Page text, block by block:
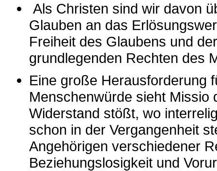
Als Christen sind wir davon
Glauben an das
Freiheit des Glaubens und
grundlegenden Rechten des
Eine große Herausforderung
Menschenwürde sieht Missio
Widerstand stößt, wo
schon in der Vergangenheit
Angehörigen verschiedener
Beziehungslosigkeit und